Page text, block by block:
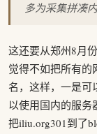
多为采集拼凑内
这还要从郑州8月
觉得不如把所有的
名，这样，一是可
以使用国内的服务
把iliu.org301到了